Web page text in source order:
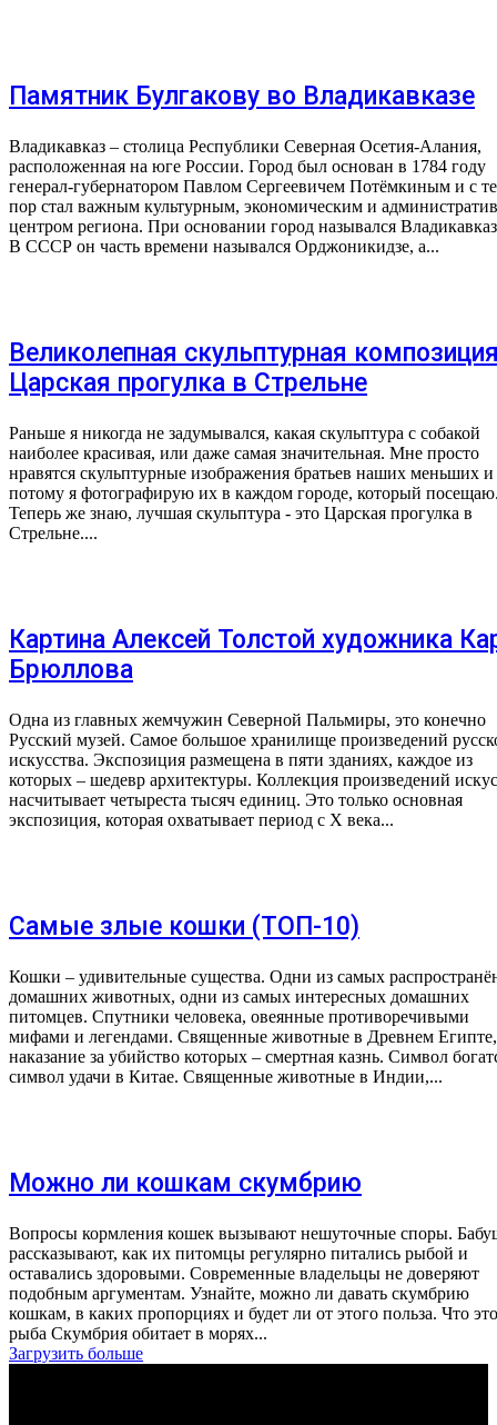
Памятник Булгакову во Владикавказе
Владикавказ – столица Республики Северная Осетия-Алания,
расположенная на юге России. Город был основан в 1784 году
генерал-губернатором Павлом Сергеевичем Потёмкиным и с
пор стал важным культурным, экономическим и
центром региона. При основании город назывался
В СССР он часть времени назывался Орджоникидзе, а...
Великолепная скульптурная
Царская прогулка в Стрельне
Раньше я никогда не задумывался, какая скульптура с собакой
наиболее красивая, или даже самая значительная. Мне просто
нравятся скульптурные изображения братьев наших меньших и
потому я фотографирую их в каждом городе, который
Теперь же знаю, лучшая скульптура - это Царская прогулка в
Стрельне....
Картина Алексей Толстой художника
Брюллова
Одна из главных жемчужин Северной Пальмиры, это конечно
Русский музей. Самое большое хранилище произведений
искусства. Экспозиция размещена в пяти зданиях, каждое из
которых – шедевр архитектуры. Коллекция произведений
насчитывает четыреста тысяч единиц. Это только основная
экспозиция, которая охватывает период с X века...
Самые злые кошки (ТОП-10)
Кошки – удивительные существа. Одни из самых
домашних животных, одни из самых интересных домашних
питомцев. Спутники человека, овеянные противоречивыми
мифами и легендами. Священные животные в Древнем Египте,
наказание за убийство которых – смертная казнь. Символ
символ удачи в Китае. Священные животные в Индии,...
Можно ли кошкам скумбрию
Вопросы кормления кошек вызывают нешуточные споры.
рассказывают, как их питомцы регулярно питались рыбой и
оставались здоровыми. Современные владельцы не доверяют
подобным аргументам. Узнайте, можно ли давать скумбрию
кошкам, в каких пропорциях и будет ли от этого польза. Что это за
рыба Скумбрия обитает в морях...
Загрузить больше